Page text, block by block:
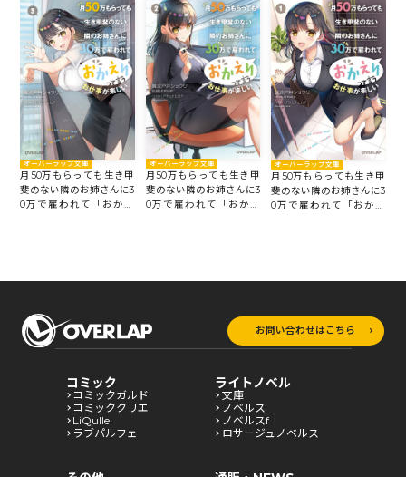
オーバーラップ文庫
月50万もらっても生き甲
斐のない隣のお姉さんに3
0万で雇われて「おかえ
オーバーラップ文庫
月50万もらっても生き甲
斐のない隣のお姉さんに3
0万で雇われて「おかえ
オーバーラップ文庫
月50万もらっても生き甲
斐のない隣のお姉さんに3
0万で雇われて「おかえ
お問い合わせはこちら
コミック
コミックガルド
コミッククリエ
LiQulle
ラブパルフェ
ライトノベル
文庫
ノベルス
ノベルスf
ロサージュノベルス